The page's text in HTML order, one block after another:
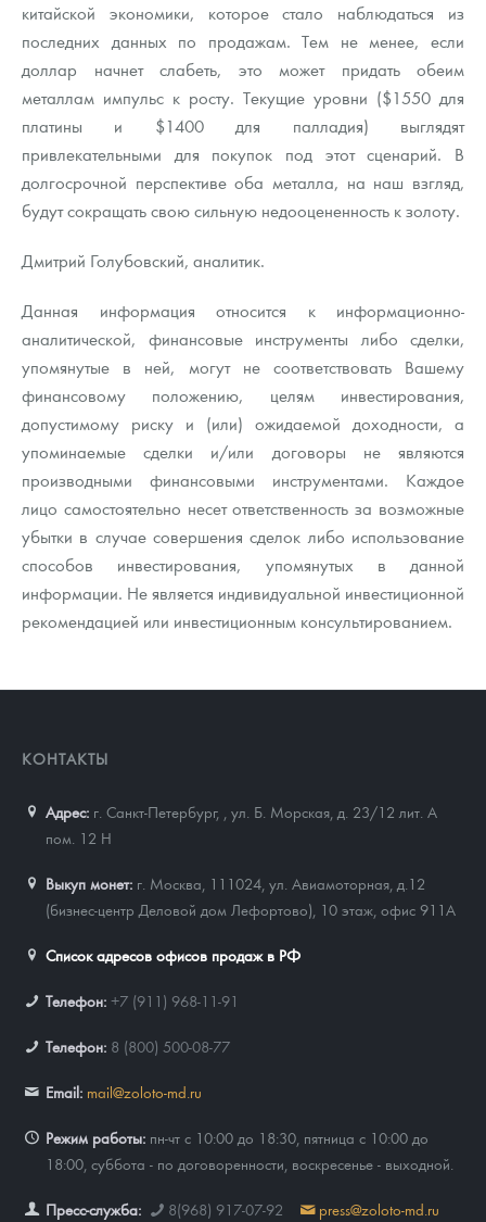
китайской экономики, которое стало наблюдаться из
последних данных по продажам. Тем не менее, если
доллар начнет слабеть, это может придать обеим
металлам импульс к росту. Текущие уровни ($1550 для
платины и $1400 для палладия) выглядят
привлекательными для покупок под этот сценарий. В
долгосрочной перспективе оба металла, на наш взгляд,
будут сокращать свою сильную недооцененность к золоту.
Дмитрий Голубовский, аналитик.
Данная информация относится к информационно-
аналитической, финансовые инструменты либо сделки,
упомянутые в ней, могут не соответствовать Вашему
финансовому положению, целям инвестирования,
допустимому риску и (или) ожидаемой доходности, а
упоминаемые сделки и/или договоры не являются
производными финансовыми инструментами. Каждое
лицо самостоятельно несет ответственность за возможные
убытки в случае совершения сделок либо использование
способов инвестирования, упомянутых в данной
информации. Не является индивидуальной инвестиционной
рекомендацией или инвестиционным консультированием.
КОНТАКТЫ
Адрес: г. Санкт-Петербург,
ул. Б. Морская, д. 23/12 лит. А
пом. 12 Н
Выкуп монет: г. Москва, 111024, ул. Авиамоторная, д.12
(бизнес-центр Деловой дом Лефортово), 10 этаж, офис 911А
Список адресов офисов продаж в РФ
Телефон: +7 (911) 968-11-91
Телефон: 8 (800) 500-08-77
Email: mail@zoloto-md.ru
Режим работы: пн-чт с 10:00 до 18:30, пятница с 10:00 до
18:00, суббота - по договоренности, воскресенье - выходной.
Пресс-служба: 8(968) 917-07-92 press@zoloto-md.ru